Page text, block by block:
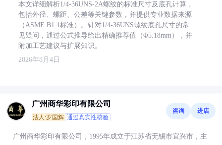
本文详细解析1/4-36UNS-2A螺纹的标准尺寸及底孔计算，
包括外径、螺距、公差等关键参数，并提供专业数据来源
（ASME B1.1标准）。针对1/4-36UNS螺纹底孔尺寸的常
见疑问，通过公式推导给出精确推荐值（Φ5.18mm），并
附加工艺建议与扩展知识。
2026年8月4日
广州商华彩印有限公司
法人:罗国辉 通过真实性核验
咨询 进店
广州商华彩印有限公司，1995年成立于江苏省无锡市宜兴市，主